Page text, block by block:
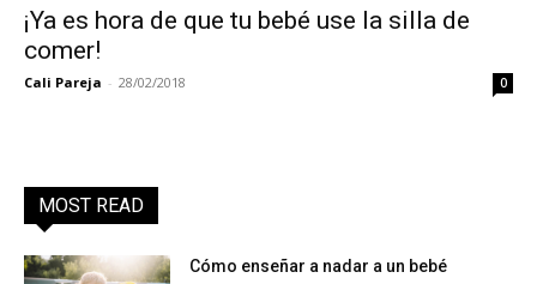
¡Ya es hora de que tu bebé use la silla de
comer!
Cali Pareja - 28/02/2018 0
MOST READ
Cómo enseñar a nadar a un bebé